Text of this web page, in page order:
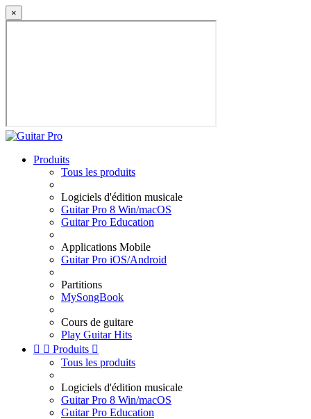
×
Produits
Tous les produits
Logiciels d'édition musicale
Guitar Pro 8 Win/macOS
Guitar Pro Education
Applications Mobile
Guitar Pro iOS/Android
Partitions
MySongBook
Cours de guitare
Play Guitar Hits
  Produits 
Tous les produits
Logiciels d'édition musicale
Guitar Pro 8 Win/macOS
Guitar Pro Education